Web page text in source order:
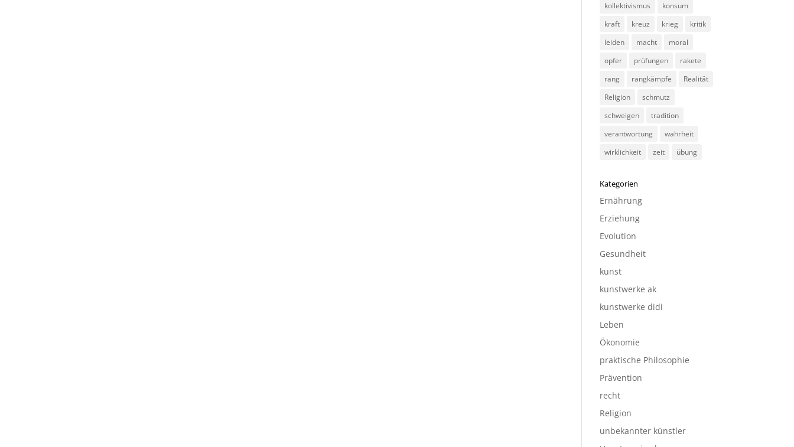
kollektivismus
konsum
kraft
kreuz krieg
kritik
leiden
macht
moral
opfer
prüfungen
rakete
rang
rangkämpfe
Realität
Religion
schmutz
schweigen
tradition
verantwortung
wahrheit
wirklichkeit
zeit übung
Kategorien
Ernährung
Erziehung
Evolution
Gesundheit
kunst
kunstwerke ak
kunstwerke didi
Leben
Ökonomie
praktische Philosophie
Prävention
recht
Religion
unbekannter künstler